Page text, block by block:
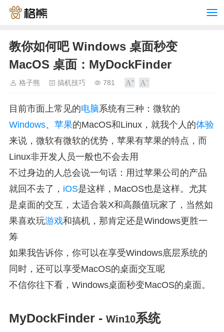
教你如何吧 Windows 桌面秒变
MacOS 桌面：MyDockFinder
格子熊 搞机技巧 781
目前市面上常见的电脑系统有三种：微软的
Windows、 苹果的MacOS和Linux，就我个人的体验
来说，微软有微软的优势，苹果有苹果的特点，而
Linux非开发人员一般也不会去用
不过身边的人总会说一句话：用过苹果公司的产品
就回不去了， iOS是这样，MacOS也是这样。尤其
是桌面的交互，太适合装X和高颜值玩家了，当然如
果喜欢玩游戏和搞机，那肯定还是Windows更胜一
筹
如果我告诉你，你可以在享受Windows底层系统的
同时，还可以享受MacOS的桌面交互呢
不信你往下看，Windows桌面秒变MacOS的桌面。
MyDockFinder - Win10系统